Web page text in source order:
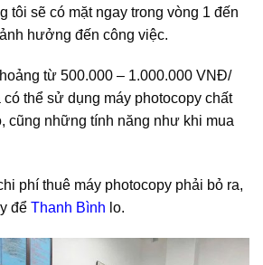
tôi sẽ có mặt ngay trong vòng 1 đến
hưởng đến công việc.
từ 500.000 – 1.000.000 VNĐ/
thể sử dụng máy photocopy chất
cũng những tính năng như khi mua
phí thuê máy photocopy phải bỏ ra,
để Thanh Bình lo.